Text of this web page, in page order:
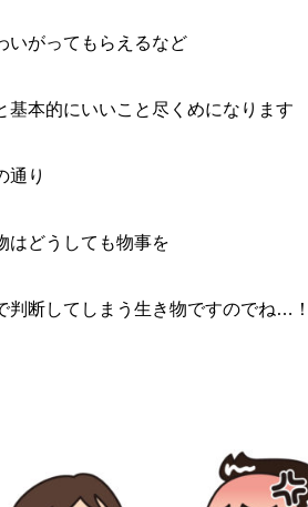
いがってもらえるなど
基本的にいいこと尽くめになります
通り
はどうしても物事を
判断してしまう生き物ですのでね…！